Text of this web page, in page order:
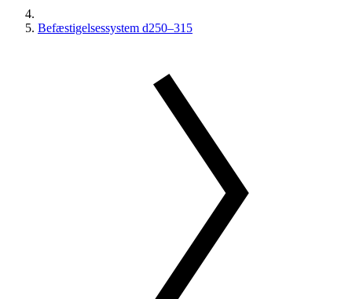
Befæstigelsessystem d250–315